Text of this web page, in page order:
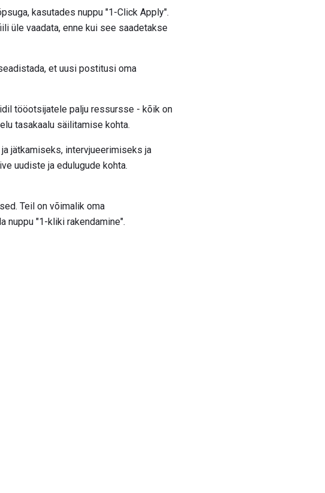
kasutades nuppu "1-Click Apply".
üle vaadata, enne kui see saadetakse
et uusi postitusi oma
tööotsijatele palju ressursse - kõik on
tasakaalu säilitamise kohta.
jätkamiseks, intervjueerimiseks ja
uudiste ja edulugude kohta.
Teil on võimalik oma
nuppu "1-kliki rakendamine".